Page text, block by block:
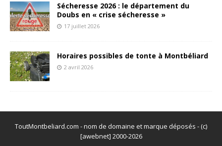
Sécheresse 2026 : le département du
Doubs en « crise sécheresse »
17 juillet 2026
Horaires possibles de tonte à Montbéliard
2 avril 2026
ToutMontbeliard.com - nom de domaine et marque déposés - (c)
[awebnet] 2000-2026